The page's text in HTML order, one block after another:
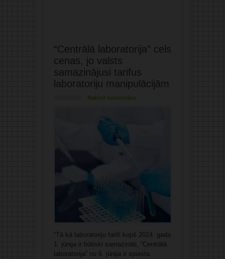
“Centrālā laboratorija” cels
cenas, jo valsts
samazinājusi tarifus
laboratoriju manipulācijām
Rakstīt komentāru
“Tā kā laboratoriju tarifi kopš 2024. gada
1. jūnija ir būtiski samazināti, “Centrālā
laboratorija” no 6. jūnija ir spiesta